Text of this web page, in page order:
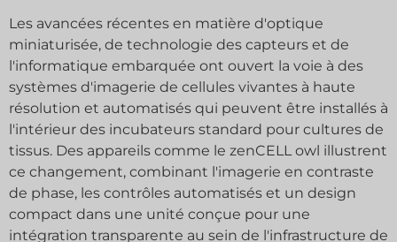
Les avancées récentes en matière d'optique
miniaturisée, de technologie des capteurs et de
l'informatique embarquée ont ouvert la voie à des
systèmes d'imagerie de cellules vivantes à haute
résolution et automatisés qui peuvent être installés à
l'intérieur des incubateurs standard pour cultures de
tissus. Des appareils comme le zenCELL owl illustrent
ce changement, combinant l'imagerie en contraste
de phase, les contrôles automatisés et un design
compact dans une unité conçue pour une
intégration transparente au sein de l'infrastructure de